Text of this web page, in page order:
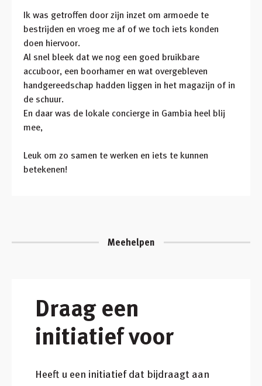
Ik was getroffen door zijn inzet om armoede te
bestrijden en vroeg me af of we toch iets konden
doen hiervoor.
Al snel bleek dat we nog een goed bruikbare
accuboor, een boorhamer en wat overgebleven
handgereedschap hadden liggen in het magazijn of in
de schuur.
En daar was de lokale concierge in Gambia heel blij
mee,
Leuk om zo samen te werken en iets te kunnen
betekenen!
Meehelpen
Draag een
initiatief voor
Heeft u een initiatief dat bijdraagt aan